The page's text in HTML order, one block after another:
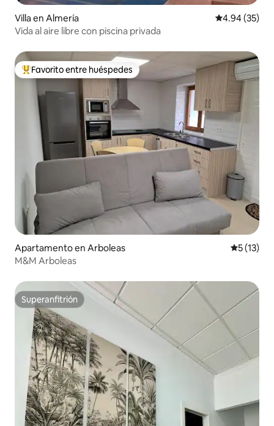
Villa en Almería Calificación
4.94 (35)
Vida al aire libre con piscina privada
Favorito entre huéspedes preferido
Favorito entre huéspedes
Apartamento en Arboleas
5 (13)
M&M Arboleas
Superanfitrión
Superanfitrión